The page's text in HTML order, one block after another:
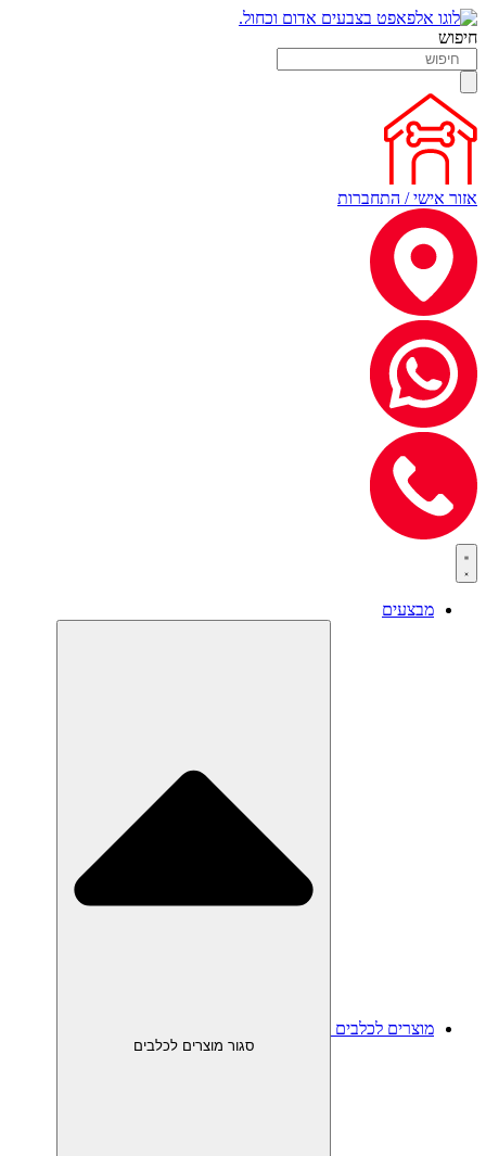
חיפוש
אזור אישי / התחברות
מבצעים
מוצרים לכלבים
סגור מוצרים לכלבים